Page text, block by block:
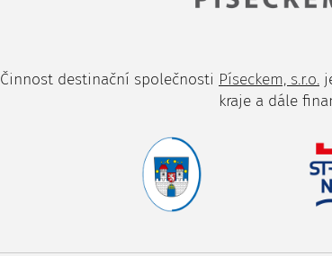
Činnost destinační společnosti Píseckem, s.r.o.
kraje a dále